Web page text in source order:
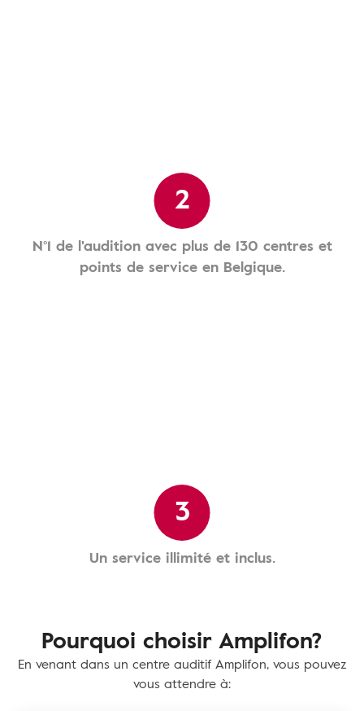
2
N°1 de l'audition avec plus de 130 centres et
points de service en Belgique.
3
Un service illimité et inclus.
Pourquoi choisir Amplifon?
En venant dans un centre auditif Amplifon, vous pouvez
vous attendre à: